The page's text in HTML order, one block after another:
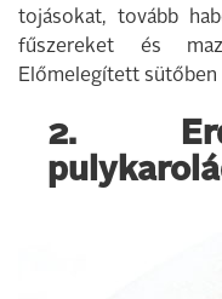
tojásokat, tovább
fűszereket és
Előmelegített sütőben
2.